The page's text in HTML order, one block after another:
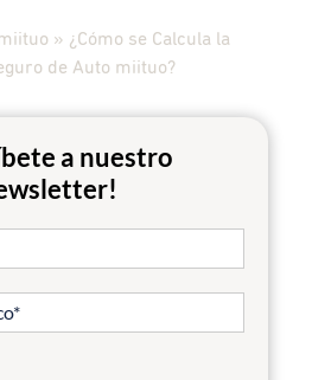
» ¿Cómo se Calcula la
de Auto miituo?
a nuestro